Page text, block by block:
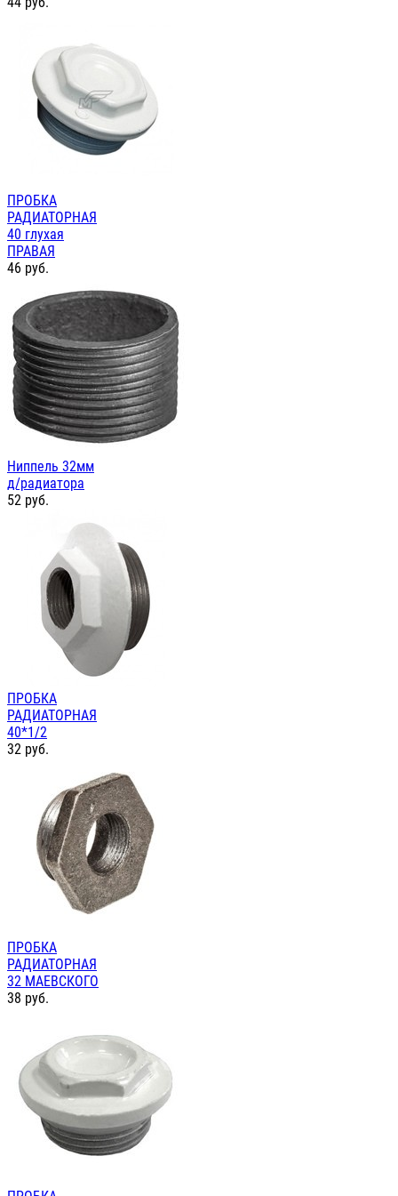
ПРОБКА
РАДИАТОРНАЯ
40 глухая
ПРАВАЯ
46 руб.
Ниппель 32мм
д/радиатора
52 руб.
ПРОБКА
РАДИАТОРНАЯ
40*1/2
32 руб.
ПРОБКА
РАДИАТОРНАЯ
32 МАЕВСКОГО
38 руб.